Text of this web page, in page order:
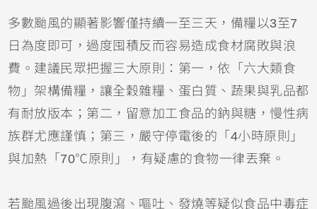
多數颱風的顯著影響僅持續一至三天，備糧以3至7
日為度即可，過度囤積反而容易造成食材腐敗與浪
費。建議民眾把握三大原則：第一，依「六大類食
物」架構備糧，讓全穀雜糧、蛋白質、蔬果與乳品都
有耐放版本；第二，留意加工食品的鈉與糖，慢性病
族群尤應謹慎；第三，嚴守停電後的「4小時原則」
與加熱「70℃原則」，有疑慮的食物一律丟棄。
若颱風過後出現腹瀉、嘔吐、發燒等疑似食品中毒症